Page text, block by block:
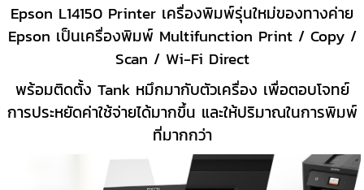
Epson L14150 Printer เครื่องพิมพ์รุ่นใหม่ของทางค่าย
Epson เป็นเครื่องพิมพ์ Multifunction Print / Copy /
Scan / Wi-Fi Direct
พร้อมติดตั้ง Tank หมึกมากับตัวเครื่อง เพื่อตอบโจทย์
การประหยัดค่าใช้จ่ายได้มากขึ้น และให้ปริมาณในการพิมพ์
ที่มากกว่า